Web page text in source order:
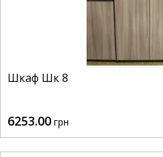
Шкаф Шк 8
6253.00 грн